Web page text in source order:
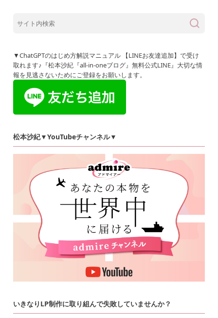
▼ChatGPTのはじめ方解説マニュアル 【LINEお友達追加】で受け
取れます♪『松本沙紀『all-in-oneブログ』無料公式LINE』大切な情
報を見逃さないためにご登録をお願いします。
松本沙紀▼YouTubeチャンネル▼
いきなりLP制作に取り組んで失敗していませんか？